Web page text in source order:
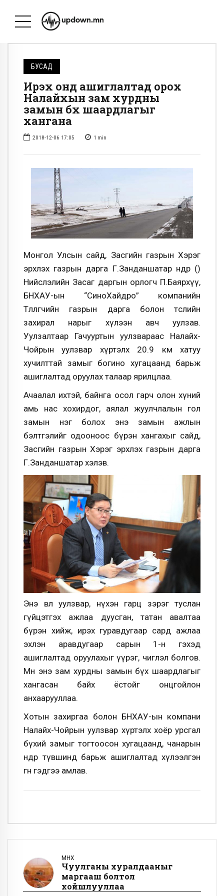
БУСАД
Ирэх онд ашиглалтад орох
Налайхын зам хурдны
замын бүх шаардлагыг
хангана
2018-12-06 17:05 1 min
Монгол Улсын сайд, Засгийн газрын Хэрэг
эрхлэх газрын дарга Г.Занданшатар өнөөдөр ()
Нийслэлийн Засаг даргын орлогч П.Баярхүү,
БНХАУ-ын “СиноХайдро” компанийн
Төлөөлөгчийн газрын дарга болон төслийн
захирал нарыг хүлээн авч уулзав.
Уулзалтаар Гачууртын уулзвараас Налайх-
Чойрын уулзвар хүртэлх 20.9 км хатуу
хучилттай замыг богино хугацаанд барьж
ашиглалтад оруулах талаар ярилцлаа.
Ачаалал ихтэй, байнга осол гарч олон хүний
амь нас хохирдог, аялал жуулчлалын гол
замын нэг болох энэ замын ажлын
бэлтгэлийг одооноос бүрэн хангахыг сайд,
Засгийн газрын Хэрэг эрхлэх газрын дарга
Г.Занданшатар хэлэв.
Энэ өвөл уулзвар, нүхэн гарц зэрэг туслан
гүйцэтгэх ажлаа дуусган, татан авалтаа
бүрэн хийж, ирэх гуравдугаар сард ажлаа
эхлэн аравдугаар сарын 1-н гэхэд
ашиглалтад оруулахыг үүрэг, чиглэл болгов.
Мөн энэ зам хурдны замын бүх шаардлагыг
хангасан байх ёстойг онцгойлон
анхаарууллаа.
Хотын захиргаа болон БНХАУ-ын компани
Налайх-Чойрын уулзвар хүртэлх хоёр урсгал
бүхий замыг тогтоосон хугацаанд, чанарын
өндөр түвшинд барьж ашиглалтад хүлээлгэн
өгнө гэдгээ амлав.
ӨМНӨХ
Чуулганы хуралдааныг
маргааш болтол
хойшлууллаа